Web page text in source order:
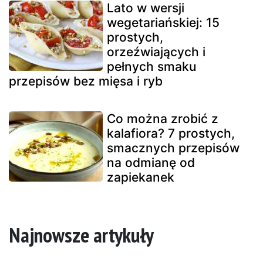
Lato w wersji
wegetariańskiej: 15
prostych,
orzeźwiających i
pełnych smaku
przepisów bez mięsa i ryb
Co można zrobić z
kalafiora? 7 prostych,
smacznych przepisów
na odmianę od
zapiekanek
Najnowsze artykuły